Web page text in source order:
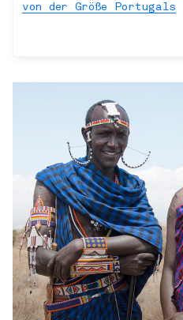
von der Größe Portugals